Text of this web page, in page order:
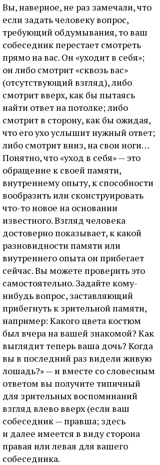
Вы, наверное, не раз замечали, что
если задать человеку вопрос,
требующий обдумывания, то ваш
собеседник перестает смотреть
прямо на вас. Он «уходит в себя»;
он либо смотрит «сквозь вас»
(отсутствующий взгляд), либо
смотрит вверх, как бы пытаясь
найти ответ на потолке; либо
смотрит в сторону, как бы ожидая,
что его ухо услышит нужный ответ;
либо смотрит вниз, на свои ноги…
Понятно, что «уход в себя» — это
обращение к своей памяти,
внутреннему опыту, к способности
вообразить или сконструировать
что-то новое на основании
известного. Взгляд человека
достоверно показывает, к какой
разновидности памяти или
внутреннего опыта он прибегает
сейчас. Вы можете проверить это
самостоятельно. Задайте кому-
нибудь вопрос, заставляющий
прибегнуть к зрительной памяти,
например: Какого цвета костюм
был вчера на вашей знакомой? Как
выглядит теперь ваша дочь? Когда
вы в последний раз видели живую
лошадь?» — и вместе со словесным
ответом вы получите типичный
для зрительных воспоминаний
взгляд влево вверх (если ваш
собеседник — правша; здесь
и далее имеется в виду сторона
правая или левая для вашего
собеседника.